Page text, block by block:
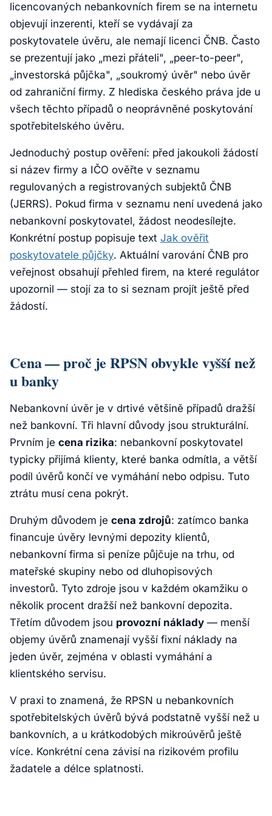
licencovaných nebankovních firem se na internetu
objevují inzerenti, kteří se vydávají za
poskytovatele úvěru, ale nemají licenci ČNB. Často
se prezentují jako „mezi přáteli", „peer-to-peer",
„investorská půjčka", „soukromý úvěr" nebo úvěr
od zahraniční firmy. Z hlediska českého práva jde u
všech těchto případů o neoprávněné poskytování
spotřebitelského úvěru.
Jednoduchý postup ověření: před jakoukoli žádostí
si název firmy a IČO ověřte v seznamu
regulovaných a registrovaných subjektů ČNB
(JERRS). Pokud firma v seznamu není uvedená jako
nebankovní poskytovatel, žádost neodesílejte.
Konkrétní postup popisuje text Jak ověřit
poskytovatele půjčky. Aktuální varování ČNB pro
veřejnost obsahují přehled firem, na které regulátor
upozornil — stojí za to si seznam projít ještě před
žádostí.
Cena — proč je RPSN obvykle vyšší než
u banky
Nebankovní úvěr je v drtivé většině případů dražší
než bankovní. Tři hlavní důvody jsou strukturální.
Prvním je cena rizika: nebankovní poskytovatel
typicky přijímá klienty, které banka odmítla, a větší
podíl úvěrů končí ve vymáhání nebo odpisu. Tuto
ztrátu musí cena pokrýt.
Druhým důvodem je cena zdrojů: zatímco banka
financuje úvěry levnými depozity klientů,
nebankovní firma si peníze půjčuje na trhu, od
mateřské skupiny nebo od dluhopisových
investorů. Tyto zdroje jsou v každém okamžiku o
několik procent dražší než bankovní depozita.
Třetím důvodem jsou provozní náklady — menší
objemy úvěrů znamenají vyšší fixní náklady na
jeden úvěr, zejména v oblasti vymáhání a
klientského servisu.
V praxi to znamená, že RPSN u nebankovních
spotřebitelských úvěrů bývá podstatně vyšší než u
bankovních, a u krátkodobých mikroúvěrů ještě
více. Konkrétní cena závisí na rizikovém profilu
žadatele a délce splatnosti.